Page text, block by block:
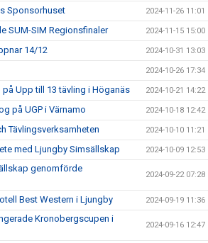
Sponsorhuset 2024-11-26 11:01
SUM-SIM Regionsfinaler 2024-11-15 15:00
14/12 2024-10-31 13:03
2024-10-26 17:34
Upp till 13 tävling i Höganäs 2024-10-21 14:22
på UGP i Värnamo 2024-10-18 12:42
Tävlingsverksamheten 2024-10-10 11:21
med Ljungby Simsällskap 2024-10-09 12:53
genomförde
2024-09-22 07:28
Best Western i Ljungby 2024-09-19 11:36
Kronobergscupen i
2024-09-16 12:47